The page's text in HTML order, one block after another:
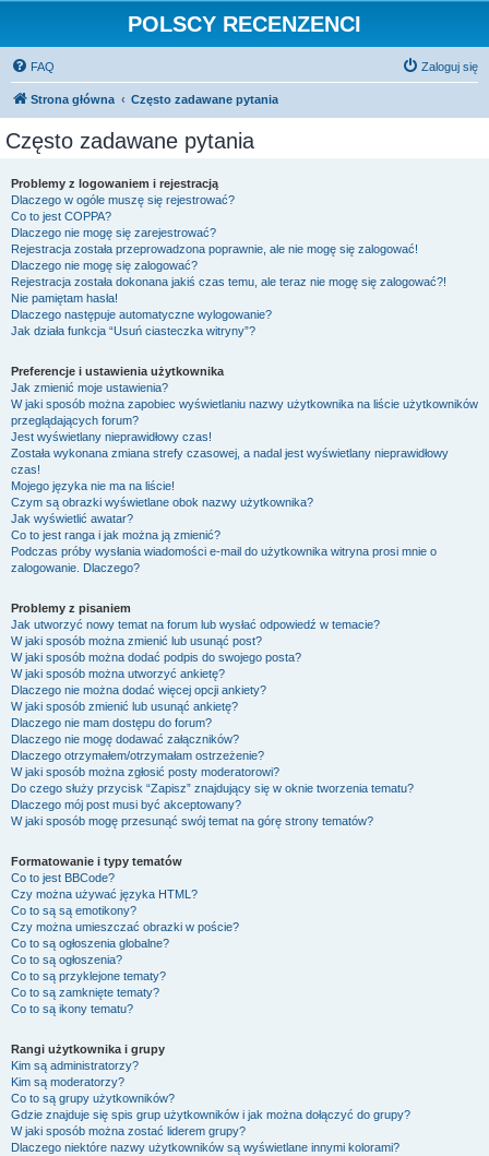
POLSCY RECENZENCI
FAQ Zaloguj się
Strona główna Często zadawane pytania
Często zadawane pytania
Problemy z logowaniem i rejestracją
Dlaczego w ogóle muszę się rejestrować?
Co to jest COPPA?
Dlaczego nie mogę się zarejestrować?
Rejestracja została przeprowadzona poprawnie, ale nie mogę się zalogować!
Dlaczego nie mogę się zalogować?
Rejestracja została dokonana jakiś czas temu, ale teraz nie mogę się zalogować?!
Nie pamiętam hasła!
Dlaczego następuje automatyczne wylogowanie?
Jak działa funkcja “Usuń ciasteczka witryny”?
Preferencje i ustawienia użytkownika
Jak zmienić moje ustawienia?
W jaki sposób można zapobiec wyświetlaniu nazwy użytkownika na liście użytkowników
przeglądających forum?
Jest wyświetlany nieprawidłowy czas!
Została wykonana zmiana strefy czasowej, a nadal jest wyświetlany nieprawidłowy
czas!
Mojego języka nie ma na liście!
Czym są obrazki wyświetlane obok nazwy użytkownika?
Jak wyświetlić awatar?
Co to jest ranga i jak można ją zmienić?
Podczas próby wysłania wiadomości e-mail do użytkownika witryna prosi mnie o
zalogowanie. Dlaczego?
Problemy z pisaniem
Jak utworzyć nowy temat na forum lub wysłać odpowiedź w temacie?
W jaki sposób można zmienić lub usunąć post?
W jaki sposób można dodać podpis do swojego posta?
W jaki sposób można utworzyć ankietę?
Dlaczego nie można dodać więcej opcji ankiety?
W jaki sposób zmienić lub usunąć ankietę?
Dlaczego nie mam dostępu do forum?
Dlaczego nie mogę dodawać załączników?
Dlaczego otrzymałem/otrzymałam ostrzeżenie?
W jaki sposób można zgłosić posty moderatorowi?
Do czego służy przycisk “Zapisz” znajdujący się w oknie tworzenia tematu?
Dlaczego mój post musi być akceptowany?
W jaki sposób mogę przesunąć swój temat na górę strony tematów?
Formatowanie i typy tematów
Co to jest BBCode?
Czy można używać języka HTML?
Co to są są emotikony?
Czy można umieszczać obrazki w poście?
Co to są ogłoszenia globalne?
Co to są ogłoszenia?
Co to są przyklejone tematy?
Co to są zamknięte tematy?
Co to są ikony tematu?
Rangi użytkownika i grupy
Kim są administratorzy?
Kim są moderatorzy?
Co to są grupy użytkowników?
Gdzie znajduje się spis grup użytkowników i jak można dołączyć do grupy?
W jaki sposób można zostać liderem grupy?
Dlaczego niektóre nazwy użytkowników są wyświetlane innymi kolorami?